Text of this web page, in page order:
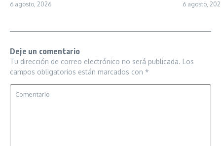
6 agosto, 2026 6 agosto,
Deje un comentario
Tu dirección de correo electrónico no será publicada. Los
campos obligatorios están marcados con *